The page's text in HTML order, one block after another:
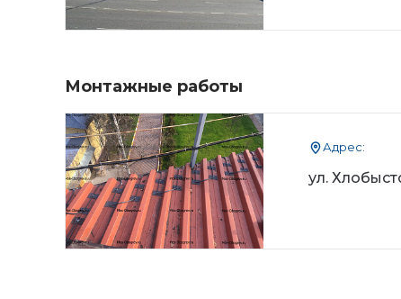
Монтажные работы
Адрес:
ул.